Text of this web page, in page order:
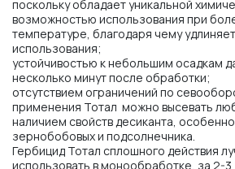
поскольку обладает уникальной
возможностью использования при
температуре, благодаря чему
использования;
устойчивостью к небольшим осадкам
несколько минут после обработки;
отсутствием ограничений по
применения Тотал можно высевать
наличием свойств десиканта,
зернобобовых и подсолнечника.
Гербицид Тотал сплошного действия
использовать в монообработке, за 2-3